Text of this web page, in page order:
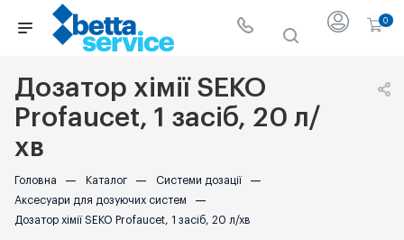
0
Дозатор хімії SEKO
Profaucet, 1 засіб, 20 л/
хв
Головна — Каталог — Системи дозації —
Аксесуари для дозуючих систем —
Дозатор хімії SEKO Profaucet, 1 засіб, 20 л/хв